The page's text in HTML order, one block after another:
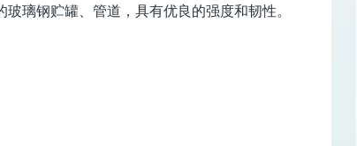
璃钢贮罐、管道，具有优良的强度和韧性。